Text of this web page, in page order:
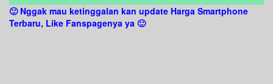
🙂 Nggak mau ketinggalan kan update Harga Smartphone
Terbaru, Like Fanspagenya ya 🙂